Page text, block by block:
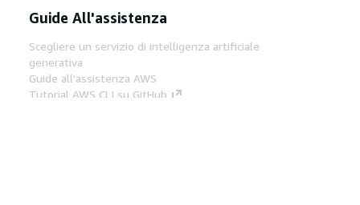
Guide All'assistenza
Scegliere un servizio di intelligenza artificiale
generativa
Guide all'assistenza AWS
Tutorial AWS CLI su GitHub